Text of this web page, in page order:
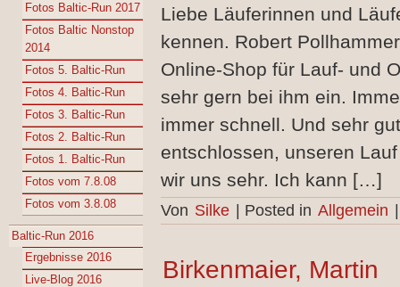
Fotos Baltic-Run 2017
Fotos Baltic Nonstop
2014
Fotos 5. Baltic-Run
Fotos 4. Baltic-Run
Fotos 3. Baltic-Run
Fotos 2. Baltic-Run
Fotos 1. Baltic-Run
Fotos vom 7.8.08
Fotos vom 3.8.08
Baltic-Run 2016
Ergebnisse 2016
Live-Blog 2016
Liebe Läuferinnen und
kennen. Robert
Online-Shop für Lauf- und
sehr gern bei ihm ein.
immer schnell. Und sehr
entschlossen, unseren
wir uns sehr. Ich kann […]
Von Silke Posted in Allgemein
Birkenmaier, Martin